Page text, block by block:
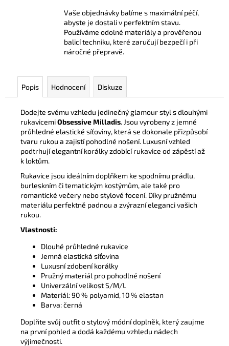
Vaše objednávky balíme s maximální péčí,
abyste je dostali v perfektním stavu.
Používáme odolné materiály a prověřenou
balicí techniku, které zaručují bezpečí i při
náročné přepravě.
Popis Hodnocení Diskuze
Dodejte svému vzhledu jedinečný glamour styl s dlouhými
rukavicemiObsessive Milladis. Jsou vyrobeny z jemné
průhledné elastické síťoviny, která se dokonale přizpůsobí
tvaru rukou a zajistí pohodlné nošení. Luxusní vzhled
podtrhují elegantní korálky zdobící rukavice od zápěstí až
k loktům.
Rukavice jsou ideálním doplňkem ke spodnímu prádlu,
burleskním či tematickým kostýmům, ale také pro
romantické večery nebo stylové focení. Díky pružnému
materiálu perfektně padnou a zvýrazní eleganci vašich
rukou.
Vlastnosti:
Dlouhé průhledné rukavice
Jemná elastická síťovina
Luxusní zdobení korálky
Pružný materiál pro pohodlné nošení
Univerzální velikost S/M/L
Materiál: 90 % polyamid, 10 % elastan
Barva: černá
Doplňte svůj outfit o stylový módní doplněk, který zaujme
na první pohled a dodá každému vzhledu nádech
výjimečnosti.